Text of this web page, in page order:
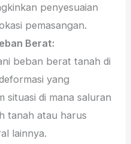
penyesuaian
pemasangan.
Berat:
beban berat tanah di
yang
situasi di mana saluran
tanah atau harus
lainnya.